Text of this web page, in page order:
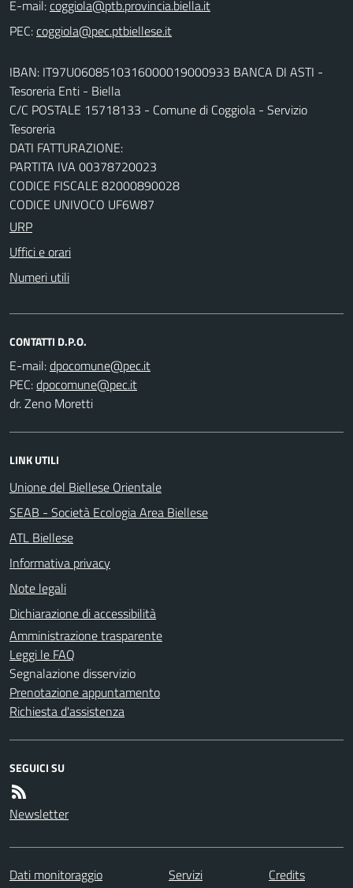
E-mail:
PEC:
IBAN: IT97U0608510316000019000933 BANCA DI ASTI -
Tesoreria Enti - Biella
C/C POSTALE 15718133 - Comune di Coggiola - Servizio
Tesoreria
DATI FATTURAZIONE:
PARTITA IVA 00378720023
CODICE FISCALE 82000890028
CODICE UNIVOCO UF6W87
URP
Uffici e orari
Numeri utili
CONTATTI D.P.O.
E-mail:
PEC:
dr. Zeno Moretti
LINK UTILI
Unione del Biellese Orientale
SEAB - Società Ecologia Area Biellese
ATL Biellese
Informativa privacy
Note legali
Dichiarazione di accessibilità
Amministrazione trasparente
Leggi le FAQ
Segnalazione disservizio
Prenotazione appuntamento
Richiesta d'assistenza
SEGUICI SU
Newsletter
Dati monitoraggio Servizi
Credits